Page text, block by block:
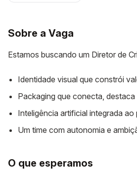
Sobre a Vaga
Estamos buscando um Diretor de
Identidade visual que constrói
Packaging que conecta, destaca
Inteligência artificial integrada
Um time com autonomia e
O que esperamos